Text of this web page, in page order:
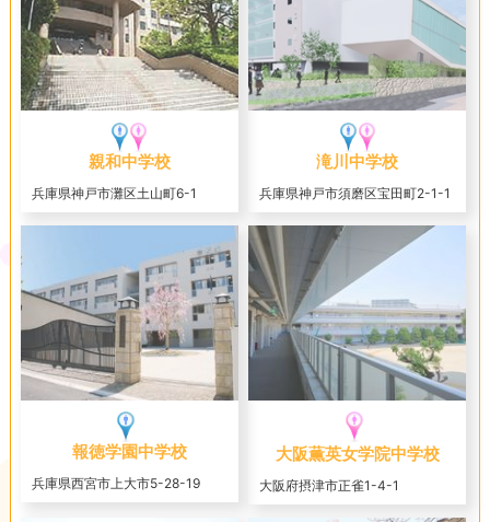
親和中学校
兵庫県神戸市灘区土山町6-1
滝川中学校
兵庫県神戸市須磨区宝田町2-1-1
報徳学園中学校
兵庫県西宮市上大市5-28-19
大阪薫英女学院中学校
大阪府摂津市正雀1-4-1